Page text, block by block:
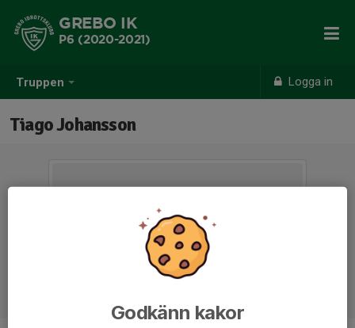
Truppen Logga in
GREBO IK
P6 (2020-2021)
Tiago Johansson
Godkänn kakor